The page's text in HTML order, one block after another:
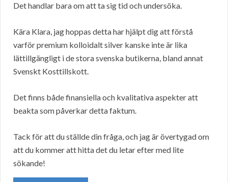
Det handlar bara om att ta sig tid och undersöka.
Kära Klara, jag hoppas detta har hjälpt dig att förstå
varför premium kolloidalt silver kanske inte är lika
lättillgängligt i de stora svenska butikerna, bland annat
Svenskt Kosttillskott.
Det finns både finansiella och kvalitativa aspekter att
beakta som påverkar detta faktum.
Tack för att du ställde din fråga, och jag är övertygad om
att du kommer att hitta det du letar efter med lite
sökande!